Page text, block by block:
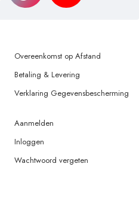
Overeenkomst op Afstand
Betaling & Levering
Verklaring Gegevensbescherming
Aanmelden
Inloggen
Wachtwoord vergeten